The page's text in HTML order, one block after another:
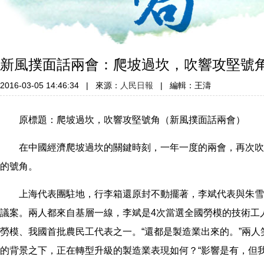
新風撲面話兩會：爬坡過坎，吹響攻堅號
2016-03-05 14:46:34 | 來源： 人民日報 | 編輯：王濤
原標題：爬坡過坎，吹響攻堅號角（新風撲面話兩會）
在中國經濟爬坡過坎的關鍵時刻，一年一度的兩會，再次
的號角。
上海代表團駐地，行李箱還原封不動擺著，李斌代表與朱
議案。兩人都來自基層一線，李斌是4次當選全國勞模的技術工
勞模、我國首批農民工代表之一。“還都是製造業出來的。”兩
的背景之下，正在轉型升級的製造業表現如何？“影響是有，但